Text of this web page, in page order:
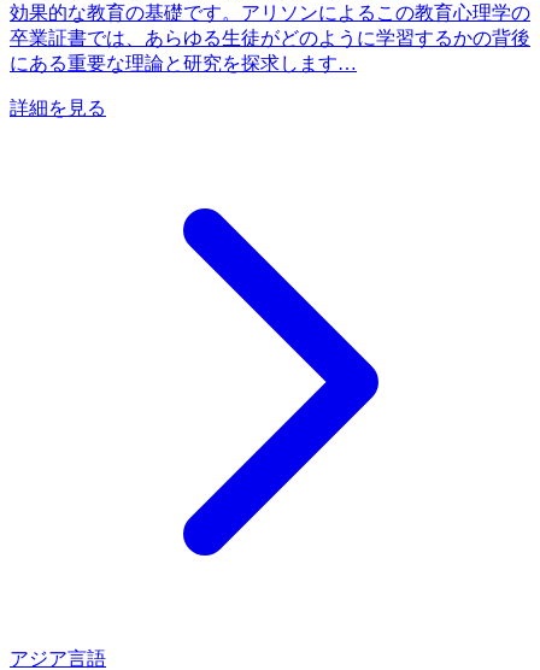
効果的な教育の基礎です。アリソンによるこの教育心理学の
卒業証書では、あらゆる生徒がどのように学習するかの背後
にある重要な理論と研究を探求します…
詳細を見る
アジア言語